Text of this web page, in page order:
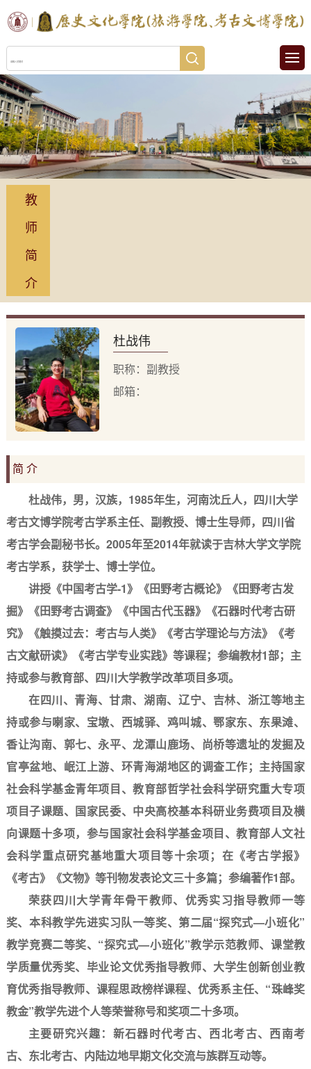
教
师
简
介
杜战伟
职称：副教授
邮箱：
简 介
杜战伟，男，汉族，1985年生，河南沈丘人，四川大学
考古文博学院考古学系主任、副教授、博士生导师，四川省
考古学会副秘书长。2005年至2014年就读于吉林大学文学院
考古学系，获学士、博士学位。
讲授《中国考古学-1》《田野考古概论》《田野考古发
掘》《田野考古调查》《中国古代玉器》《石器时代考古研
究》《触摸过去：考古与人类》《考古学理论与方法》《考
古文献研读》《考古学专业实践》 等课程；参编教材1部；主
持或参与教育部、四川大学教学改革项目多项。
在四川、青海、甘肃、湖南、辽宁、吉林、浙江等地主
持或参与喇家、宝墩、西城驿、鸡叫城、鄂家东、东果滩、
香让沟南、郭七、永平、龙潭山鹿场、尚桥等遗址的发掘及
官亭盆地、岷江上游、环青海湖地区的调查工作；主持国家
社会科学基金青年项目、教育部哲学社会科学研究重大专项
项目子课题、国家民委、中央高校基本科研业务费项目及横
向课题十多项，参与国家社会科学基金项目、教育部人文社
会科学重点研究基地重大项目等十余项；在《考古学报》
《考古》《文物》等刊物发表论文三十多篇；参编著作1部。
荣获四川大学青年骨干教师、优秀实习指导教师一等
奖、本科教学先进实习队一等奖、第二届“探究式—小班化”
教学竞赛二等奖、“探究式—小班化”教学示范教师、课堂教
学质量优秀奖、毕业论文优秀指导教师、大学生创新创业教
育优秀指导教师、课程思政榜样课程、优秀系主任、“珠峰奖
教金”教学先进个人等荣誉称号和奖项二十多项。
主要研究兴趣：新石器时代考古、西北考古、西南考
古、东北考古、内陆边地早期文化交流与族群互动等。